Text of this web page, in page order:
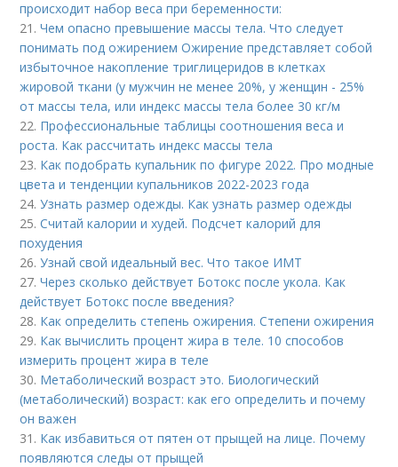
происходит набор веса при беременности:
21.Чем опасно превышение массы тела. Что следует
понимать под ожирением Ожирение представляет собой
избыточное накопление триглицеридов в клетках
жировой ткани (у мужчин не менее 20%, у женщин - 25%
от массы тела, или индекс массы тела более 30 кг/м
22. Профессиональные таблицы соотношения веса и
роста. Как рассчитать индекс массы тела
23. Как подобрать купальник по фигуре 2022. Про модные
цвета и тенденции купальников 2022-2023 года
24.Узнать размер одежды. Как узнать размер одежды
25.Считай калории и худей. Подсчет калорий для
похудения
26.Узнай свой идеальный вес. Что такое ИМТ
27.Через сколько действует Ботокс после укола. Как
действует Ботокс после введения?
28. Как определить степень ожирения. Степени ожирения
29. Как вычислить процент жира в теле. 10 способов
измерить процент жира в теле
30. Метаболический возраст это. Биологический
(метаболический) возраст: как его определить и почему
он важен
31. Как избавиться от пятен от прыщей на лице. Почему
появляются следы от прыщей